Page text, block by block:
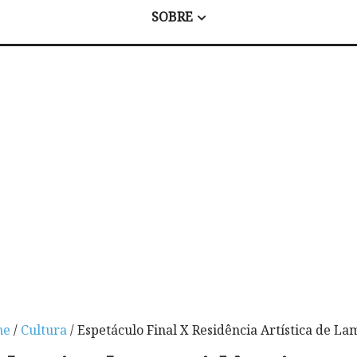
SOBRE
/ Cultura/ Espetáculo Final X Residência Artística de